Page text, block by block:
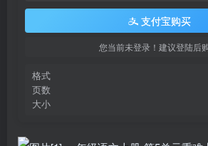
支付宝购买
您当前未登录！建议登陆后
格式
页数
大小